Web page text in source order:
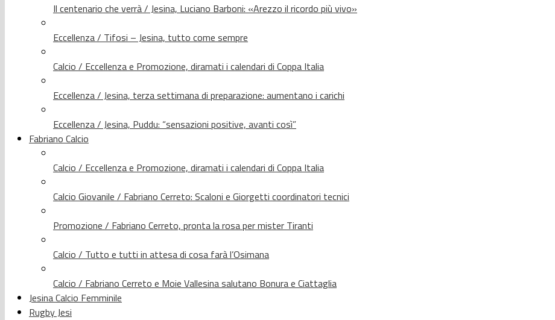
Il centenario che verrà / Jesina, Luciano Barboni: «Arezzo il ricordo più vivo»
Eccellenza / Tifosi – Jesina, tutto come sempre
Calcio / Eccellenza e Promozione, diramati i calendari di Coppa Italia
Eccellenza / Jesina, terza settimana di preparazione: aumentano i carichi
Eccellenza / Jesina, Puddu: “sensazioni positive, avanti così”
Fabriano Calcio
Calcio / Eccellenza e Promozione, diramati i calendari di Coppa Italia
Calcio Giovanile / Fabriano Cerreto: Scaloni e Giorgetti coordinatori tecnici
Promozione / Fabriano Cerreto, pronta la rosa per mister Tiranti
Calcio / Tutto e tutti in attesa di cosa farà l’Osimana
Calcio / Fabriano Cerreto e Moie Vallesina salutano Bonura e Ciattaglia
Jesina Calcio Femminile
Rugby Jesi